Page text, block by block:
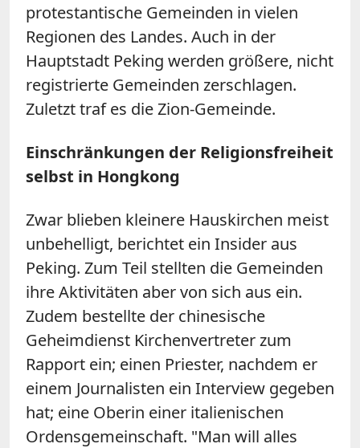
protestantische Gemeinden in vielen
Regionen des Landes. Auch in der
Hauptstadt Peking werden größere, nicht
registrierte Gemeinden zerschlagen.
Zuletzt traf es die Zion-Gemeinde.
Einschränkungen der Religionsfreiheit
selbst in Hongkong
Zwar blieben kleinere Hauskirchen meist
unbehelligt, berichtet ein Insider aus
Peking. Zum Teil stellten die Gemeinden
ihre Aktivitäten aber von sich aus ein.
Zudem bestellte der chinesische
Geheimdienst Kirchenvertreter zum
Rapport ein; einen Priester, nachdem er
einem Journalisten ein Interview gegeben
hat; eine Oberin einer italienischen
Ordensgemeinschaft. "Man will alles